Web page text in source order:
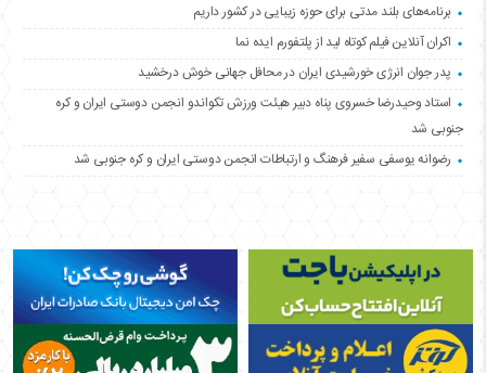
برنامه‌های بلند مدتی برای حوزه زیبایی در کشور داریم
اکران آنلاین فیلم کوتاه لید از پلتفورم ایده نما
پدر جوان انرژی خورشیدی ایران در محافل جهانی خوش درخشید
استاد وحیدرضا خسروی پناه دبیر هیئت ورزش تکواندو انجمن دوستی ایران و کره
جنوبی شد
رضوانه یوسفی سفیر فرهنگ و ارتباطات انجمن دوستی ایران و کره جنوبی شد